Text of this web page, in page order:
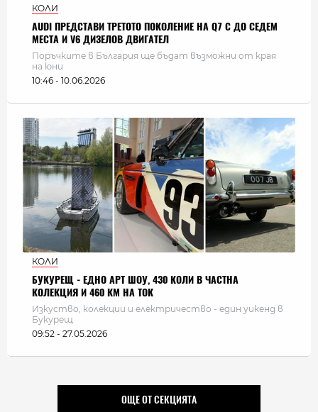
КОЛИ
AUDI ПРЕДСТАВИ ТРЕТОТО ПОКОЛЕНИЕ НА Q7 С ДО СЕДЕМ
МЕСТА И V6 ДИЗЕЛОВ ДВИГАТЕЛ
Поръчките в България ще бъдат възможни от края
на юни
10:46 - 10.06.2026
КОЛИ
БУКУРЕЩ - ЕДНО АРТ ШОУ, 430 КОЛИ В ЧАСТНА
КОЛЕКЦИЯ И 460 КМ НА ТОК
Изкуство, колекции и електричество - един уикенд в
Букурещ
09:52 - 27.05.2026
ОЩЕ ОТ СЕКЦИЯТА